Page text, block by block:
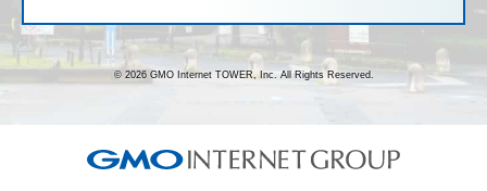
© 2026 GMO Internet TOWER, Inc. All Rights Reserved.